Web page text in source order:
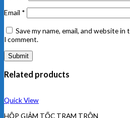
Email *
Save my name, email, and website
I comment.
Related products
Quick View
HỘP GIẢM TỐC TRẠM TRỘN